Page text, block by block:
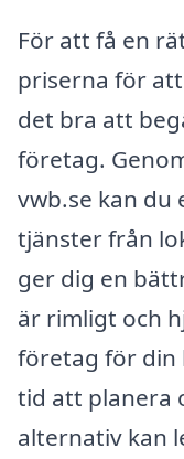
För att få en
priserna för
det bra att
företag.
vwb.se kan du
tjänster från
ger dig en
är rimligt och
företag för din
tid att planera
alternativ kan